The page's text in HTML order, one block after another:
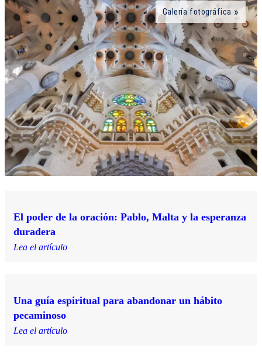
Galería fotográfica
El poder de la oración: Pablo, Malta y la esperanza
duradera
Lea el artículo
Una guía espiritual para abandonar un hábito
pecaminoso
Lea el artículo